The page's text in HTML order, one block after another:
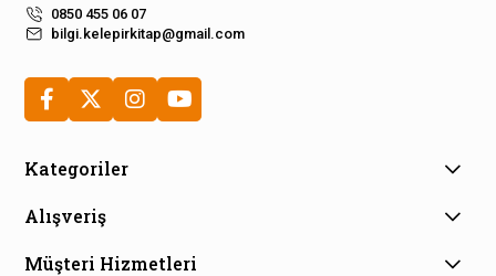
0850 455 06 07
bilgi.kelepirkitap@gmail.com
Kategoriler
Alışveriş
Müşteri Hizmetleri